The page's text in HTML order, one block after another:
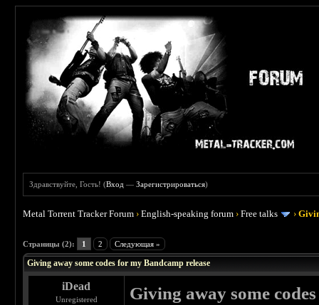
Здравствуйте, Гость! (Вход —Зарегистрироваться)
Metal Torrent Tracker Forum ›English-speaking forum ›Free talks ›
Страницы (2): 1 2 Следующая »
Giving away some codes for my Bandcamp release
iDead
Unregistered Giving away some